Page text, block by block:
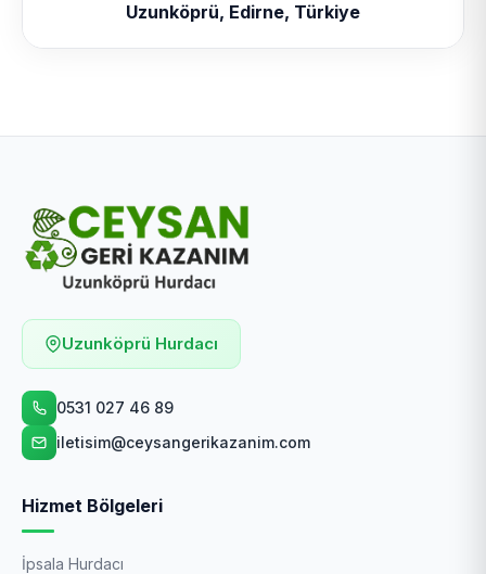
Uzunköprü, Edirne, Türkiye
Uzunköprü Hurdacı
0531 027 46 89
iletisim@ceysangerikazanim.com
Hizmet Bölgeleri
İpsala Hurdacı